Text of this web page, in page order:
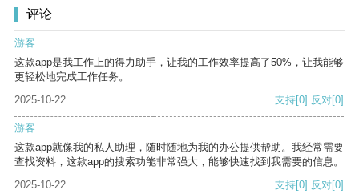
评论
游客
这款app是我工作上的得力助手，让我的工作效率提高了50%，让我能够
更轻松地完成工作任务。
2025-10-22
支持[0] 反对[0]
游客
这款app就像我的私人助理，随时随地为我的办公提供帮助。我经常需要
查找资料，这款app的搜索功能非常强大，能够快速找到我需要的信息。
2025-10-22
支持[0] 反对[0]